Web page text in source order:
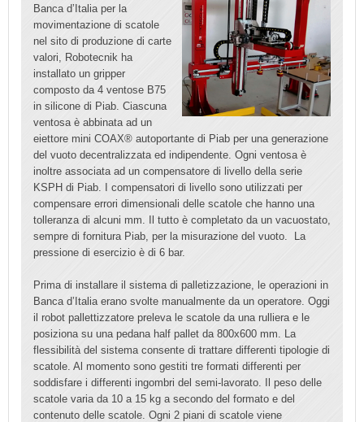
Banca d’Italia per la
movimentazione di scatole
nel sito di produzione di carte
valori, Robotecnik ha
installato un gripper
composto da 4 ventose B75
in silicone di Piab. Ciascuna
ventosa è abbinata ad un
eiettore mini COAX® autoportante di Piab per una generazione
del vuoto decentralizzata ed indipendente. Ogni ventosa è
inoltre associata ad un compensatore di livello della serie
KSPH di Piab. I compensatori di livello sono utilizzati per
compensare errori dimensionali delle scatole che hanno una
tolleranza di alcuni mm. Il tutto è completato da un vacuostato,
sempre di fornitura Piab, per la misurazione del vuoto. La
pressione di esercizio è di 6 bar.
Prima di installare il sistema di palletizzazione, le operazioni in
Banca d’Italia erano svolte manualmente da un operatore. Oggi
il robot pallettizzatore preleva le scatole da una rulliera e le
posiziona su una pedana half pallet da 800x600 mm. La
flessibilità del sistema consente di trattare differenti tipologie di
scatole. Al momento sono gestiti tre formati differenti per
soddisfare i differenti ingombri del semi-lavorato. Il peso delle
scatole varia da 10 a 15 kg a secondo del formato e del
contenuto delle scatole. Ogni 2 piani di scatole viene